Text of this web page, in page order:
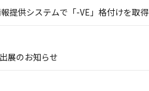
提供システムで「-VE」格付けを取得
展のお知らせ